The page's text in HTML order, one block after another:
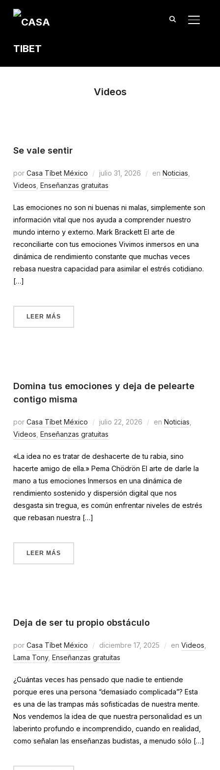
Videos
Se vale sentir
por Casa Tíbet México julio 31, 2026 en Noticias
Videos Enseñanzas gratuitas
Las emociones no son ni buenas ni malas, simplemente son
información vital que nos ayuda a comprender nuestro
mundo interno y externo. Mark Brackett El arte de
reconciliarte con tus emociones Vivimos inmersos en una
dinámica de rendimiento constante que muchas veces
rebasa nuestra capacidad para asimilar el estrés cotidiano.
[…]
LEER MÁS
Domina tus emociones y deja de pelearte
contigo misma
por Casa Tíbet México julio 22, 2026 en Noticias
Videos Enseñanzas gratuitas
«La idea no es tratar de deshacerte de tu rabia, sino
hacerte amigo de ella.» Pema Chödrön El arte de darle la
mano a tus emociones Inmersos en una dinámica de
rendimiento sostenido y dispersión digital que nos
desgasta sin tregua, es común enfrentar niveles de estrés
que rebasan nuestra […]
LEER MÁS
Deja de ser tu propio obstáculo
por Casa Tíbet México diciembre 17, 2025 en Videos
Lama Tony, Enseñanzas gratuitas
¿Cuántas veces has pensado que nadie te entiende
porque eres una persona “demasiado complicada”? Esta
es una de las trampas más sofisticadas de nuestra mente.
Nos vendemos la idea de que nuestra personalidad es un
laberinto profundo e incomprendido, cuando en realidad,
como señalan las enseñanzas budistas, a menudo sólo […]